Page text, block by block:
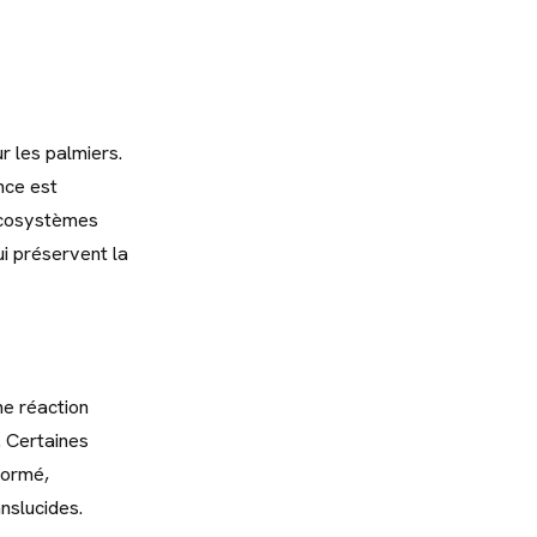
les palmiers.
est
préservent la
réaction
Certaines